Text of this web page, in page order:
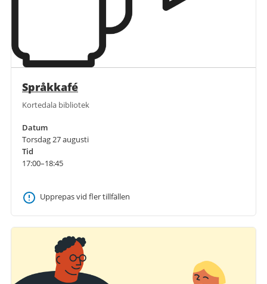
Språkkafé
Kortedala bibliotek
Datum
Torsdag 27 augusti
Tid
17:00–18:45
Upprepas vid fler tillfällen